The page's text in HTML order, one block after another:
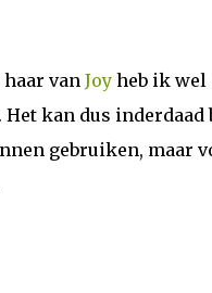
van Joy heb ik wel
kan dus inderdaad
gebruiken, maar